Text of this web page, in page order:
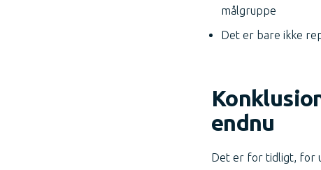
målgruppe
Det er bare ikke
endnu
Det er for tidligt, for